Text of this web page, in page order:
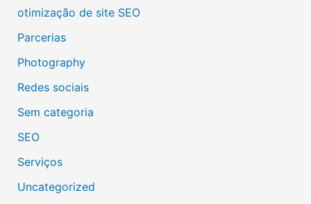
otimização de site SEO
Parcerias
Photography
Redes sociais
Sem categoria
SEO
Serviços
Uncategorized